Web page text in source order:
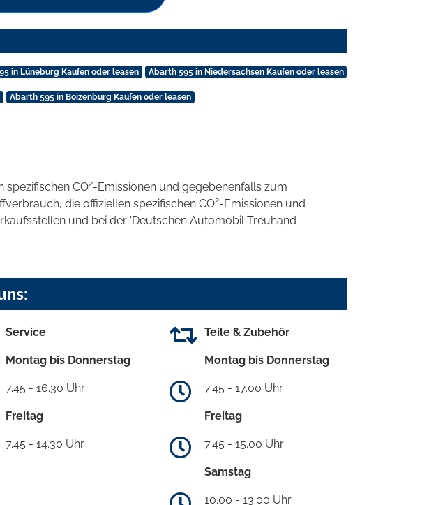
in Lüneburg Kaufen oder leasen Abarth 595 in Niedersachsen Kaufen oder leasen
Abarth 595 in Boizenburg Kaufen oder leasen
spezifischen CO2-Emissionen und gegebenenfalls zum
die offiziellen spezifischen CO2-Emissionen und
und bei der 'Deutschen Automobil Treuhand
Service
Montag bis Donnerstag
7.45 - 16.30 Uhr
Freitag
7.45 - 14.30 Uhr
Teile & Zubehör
Montag bis Donnerstag
7.45 - 17.00 Uhr
Freitag
7.45 - 15.00 Uhr
Samstag
10.00 - 13.00 Uhr